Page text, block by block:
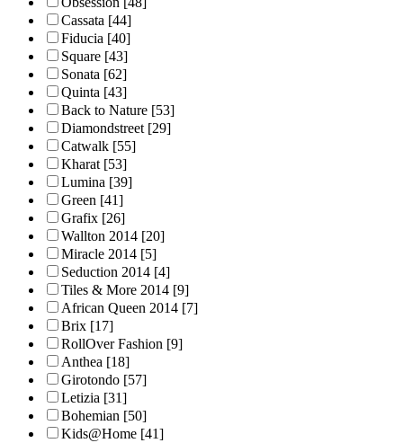
Cassata [44]
Fiducia [40]
Square [43]
Sonata [62]
Quinta [43]
Back to Nature [53]
Diamondstreet [29]
Catwalk [55]
Kharat [53]
Lumina [39]
Green [41]
Grafix [26]
Wallton 2014 [20]
Miracle 2014 [5]
Seduction 2014 [4]
Tiles & More 2014 [9]
African Queen 2014 [7]
Brix [17]
RollOver Fashion [9]
Anthea [18]
Girotondo [57]
Letizia [31]
Bohemian [50]
Kids@Home [41]